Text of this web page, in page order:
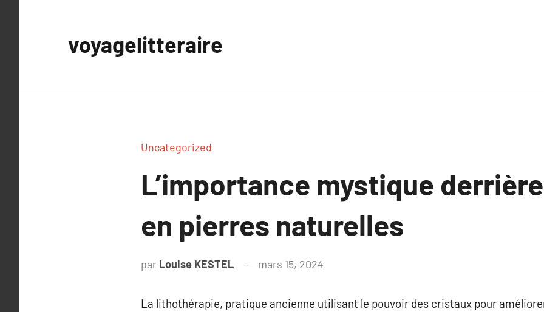
voyagelitteraire
Uncategorized
L’importance mystique
en pierres naturelles
par Louise KESTEL mars 15, 2024
La lithothérapie, pratique ancienne utilisant le pouvoir des cristaux pour